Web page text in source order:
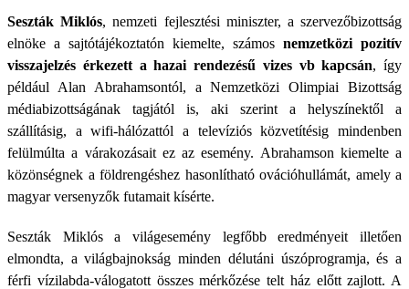
Seszták Miklós, nemzeti fejlesztési miniszter, a szervezőbizottság
elnöke a sajtótájékoztatón kiemelte, számos nemzetközi pozitív
visszajelzés érkezett a hazai rendezésű vizes vb kapcsán, így
például Alan Abrahamsontól, a Nemzetközi Olimpiai Bizottság
médiabizottságának tagjától is, aki szerint a helyszínektől a
szállításig, a wifi-hálózattól a televíziós közvetítésig mindenben
felülmúlta a várakozásait ez az esemény. Abrahamson kiemelte a
közönségnek a földrengéshez hasonlítható ovációhullámát, amely a
magyar versenyzők futamait kísérte.
Seszták Miklós a világesemény legfőbb eredményeit illetően
elmondta, a világbajnokság minden délutáni úszóprogramja, és a
férfi vízilabda-válogatott összes mérkőzése telt ház előtt zajlott. A